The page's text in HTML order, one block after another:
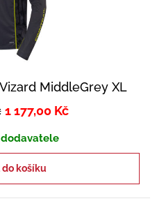
MiddleGrey XL
1 177,00 Kč
do košíku